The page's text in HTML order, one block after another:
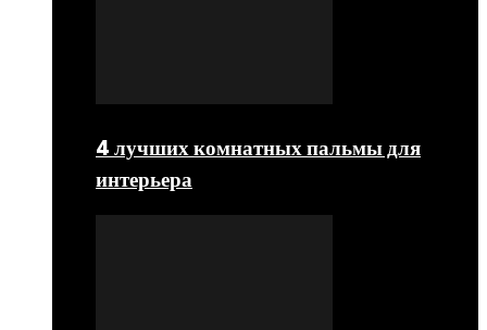
4 лучших комнатных пальмы для
интерьера